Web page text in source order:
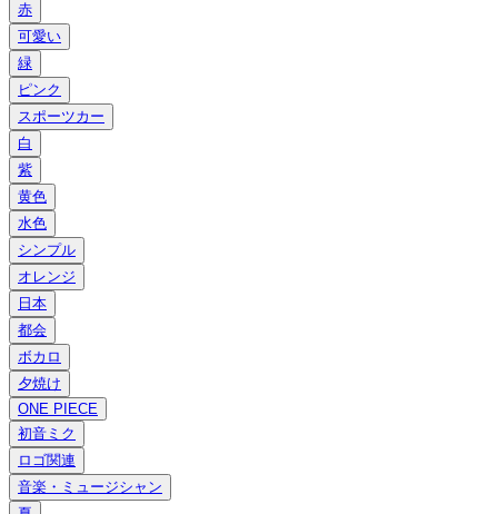
赤
可愛い
緑
ピンク
スポーツカー
白
紫
黄色
水色
シンプル
オレンジ
日本
都会
ボカロ
夕焼け
ONE PIECE
初音ミク
ロゴ関連
音楽・ミュージシャン